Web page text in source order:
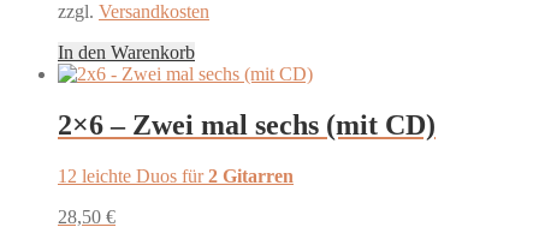
zzgl. Versandkosten
In den Warenkorb
2×6 – Zwei mal sechs (mit CD)
12 leichte Duos für2 Gitarren
28,50 €